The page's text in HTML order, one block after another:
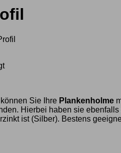
können Sie Ihre Plankenholme
Hierbei haben sie
ist (Silber). Bestens